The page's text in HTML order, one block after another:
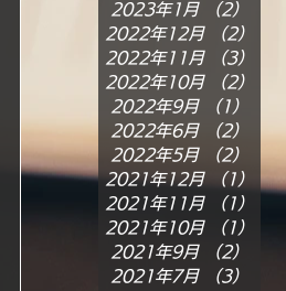
2023年1月
（2）
2022年12月
（2）
2022年11月
（3）
2022年10月
（2）
2022年9月
（1）
2022年6月
（2）
2022年5月
（2）
2021年12月
（1）
1
2021年11月
（1）
2021年10月
（1）
2021年9月
（2）
2021年7月
（3）